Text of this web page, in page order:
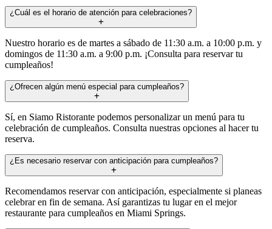
¿Cuál es el horario de atención para celebraciones?
Nuestro horario es de martes a sábado de 11:30 a.m. a 10:00 p.m. y
domingos de 11:30 a.m. a 9:00 p.m. ¡Consulta para reservar tu
cumpleaños!
¿Ofrecen algún menú especial para cumpleaños?
Sí, en Siamo Ristorante podemos personalizar un menú para tu
celebración de cumpleaños. Consulta nuestras opciones al hacer tu
reserva.
¿Es necesario reservar con anticipación para cumpleaños?
Recomendamos reservar con anticipación, especialmente si planeas
celebrar en fin de semana. Así garantizas tu lugar en el mejor
restaurante para cumpleaños en Miami Springs.